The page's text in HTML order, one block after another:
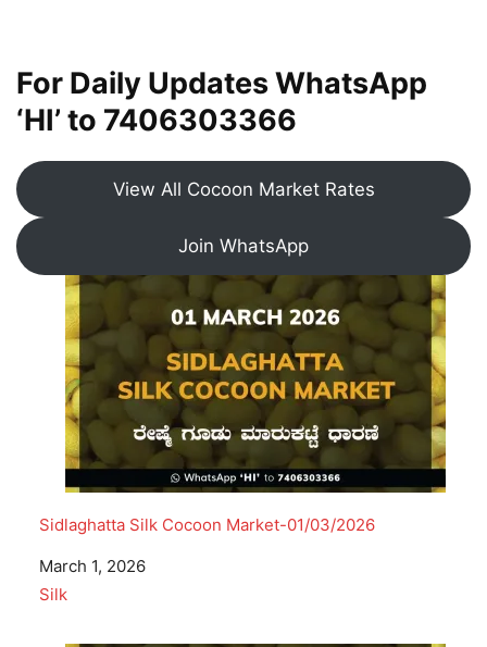
For Daily Updates WhatsApp
‘HI’ to 7406303366
View All Cocoon Market Rates
Join WhatsApp
Sidlaghatta Silk Cocoon Market-01/03/2026
Date
March 1, 2026
In relation to
Silk